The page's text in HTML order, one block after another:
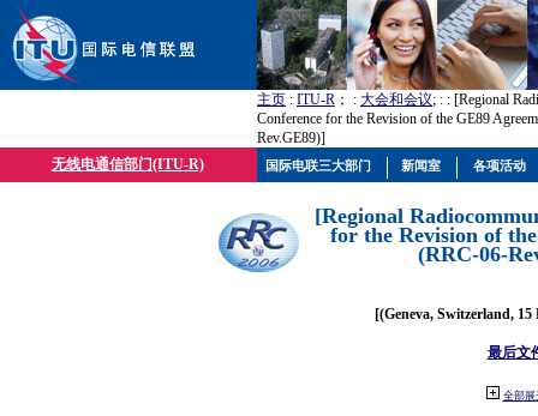
主页 : ITU-R ； : 大会和会议; : : [Regional
Conference for the Revision of the GE89
Rev.GE89)]
无线电通信部门(ITU-R)
[Regional
for the Revision of
(RRC-06-
[(Geneva, Switzerland, 15
最后文
全部展
国际电联三大部门 新闻室 各项活动